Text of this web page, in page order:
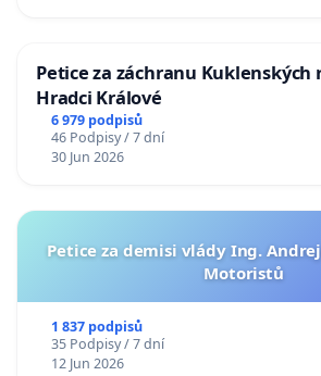
Petice za záchranu Kuklenských
Hradci Králové
6 979 podpisů
46 Podpisy / 7 dní
30 Jun 2026
Petice za demisi vlády Ing.
Motoristů
1 837 podpisů
35 Podpisy / 7 dní
12 Jun 2026